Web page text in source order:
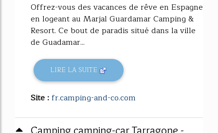
Offrez-vous des vacances de rêve en Espagne
en logeant au Marjal Guardamar Camping &
Resort. Ce bout de paradis situé dans la ville
de Guadamar...
LIRE LA SUITE
Site :fr.camping-and-co.com
Camping camping-car Tarragone -